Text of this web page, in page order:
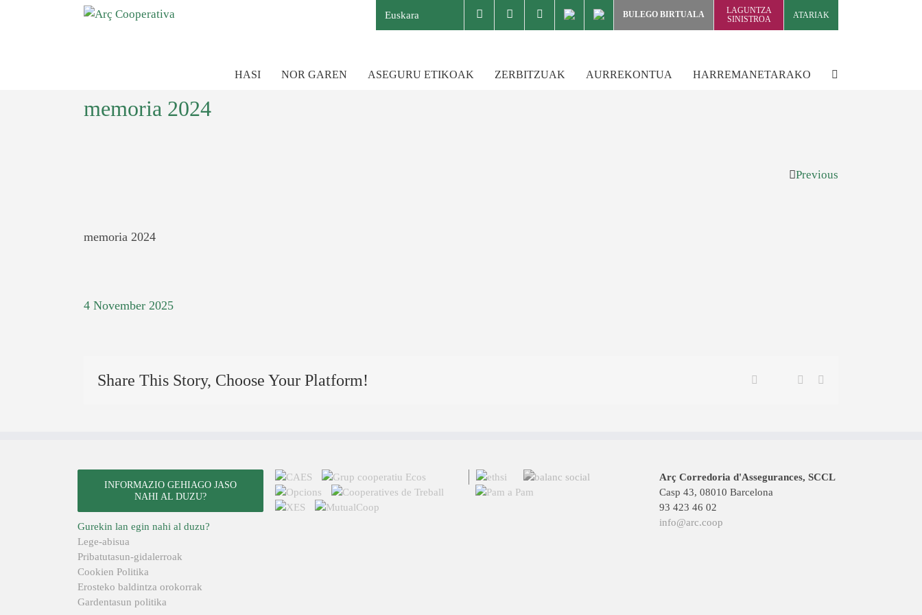
Euskara BULEGO BIRTUALA
LAGUNTZA
SINISTROA
ATARIAK
HASI NOR GAREN ASEGURU ETIKOAK ZERBITZUAK AURREKONTUA HARREMANETARAKO
memoria 2024
Previous
memoria 2024
4 November 2025
Share This Story, Choose Your Platform! Facebook
TwitterLinkedin
INFORMAZIO GEHIAGO JASO
NAHI AL DUZU?
Gurekin lan egin nahi al duzu?
Lege-abisua
Pribatutasun-gidalerroak
Cookien Politika
Erosteko baldintza orokorrak
Gardentasun politika
Arç Corredoria d'Assegurances, SCCL
Casp 43, 08010 Barcelona
93 423 46 02
info@arc.coop